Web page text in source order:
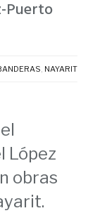
Puerto
, NAYARIT
López
obras